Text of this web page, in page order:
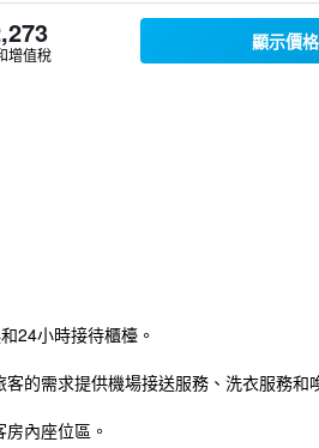
增值稅
顯示價格
24小時接待櫃檯。
的需求提供機場接送服務、洗衣服務和
內座位區。